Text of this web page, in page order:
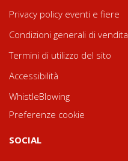
Privacy policy eventi e fiere
Condizioni generali di vendita
Termini di utilizzo del sito
Accessibilità
WhistleBlowing
Preferenze cookie
SOCIAL